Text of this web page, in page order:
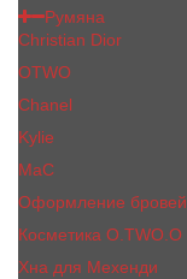
Румяна
Christian Dior
OTWO
Сhanеl
Kylie
MaC
Оформление бровей
Косметика O.TWO.O
Хна для Мехенди